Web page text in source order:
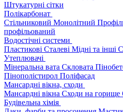
Штукатурні сітки
Полікарбонат
Стільниковий Монолітний
профільований
Водостічні системи
Пластикові Сталеві Мідні та інші
Утеплювачі
Мінеральна вата Скловата
Пінополістирол Поліфасад
Мансардні вікна, сходи
Мансардні вікна Сходи на горище
Будівельна хімія